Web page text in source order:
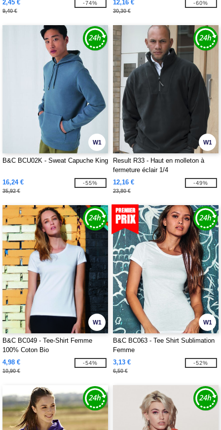
2,45 €
9,40 €
-74% 12,16 €
30,30 €
-60%
W1
B&C BCU02K - Sweat Capuche King
16,24 €
35,92 €
-55%
W1
Result R33 - Haut en molleton à
fermeture éclair 1/4
12,16 €
23,80 €
-49%
W1
B&C BC049 - Tee-Shirt Femme
100% Coton Bio
4,98 €
10,90 €
-54%
W1
B&C BC063 - Tee Shirt Sublimation
Femme
3,13 €
6,50 €
-52%